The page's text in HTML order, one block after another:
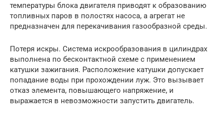
температуры блока двигателя приводят к образованию
топливных паров в полостях насоса, а агрегат не
предназначен для перекачивания газообразной среды.
Потеря искры. Система искрообразования в цилиндрах
выполнена по бесконтактной схеме с применением
катушки зажигания. Расположение катушки допускает
попадание воды при прохождении луж. Это вызывает
отказ элемента, повышающего напряжение, и
выражается в невозможности запустить двигатель.